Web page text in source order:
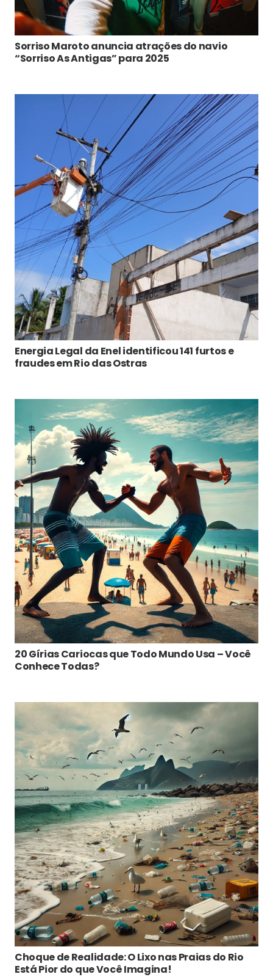
Sorriso Maroto anuncia atrações do navio
“Sorriso As Antigas” para 2025
Energia Legal da Enel identificou 141 furtos e
fraudes em Rio das Ostras
20 Gírias Cariocas que Todo Mundo Usa – Você
Conhece Todas?
Choque de Realidade: O Lixo nas Praias do Rio
Está Pior do que Você Imagina!